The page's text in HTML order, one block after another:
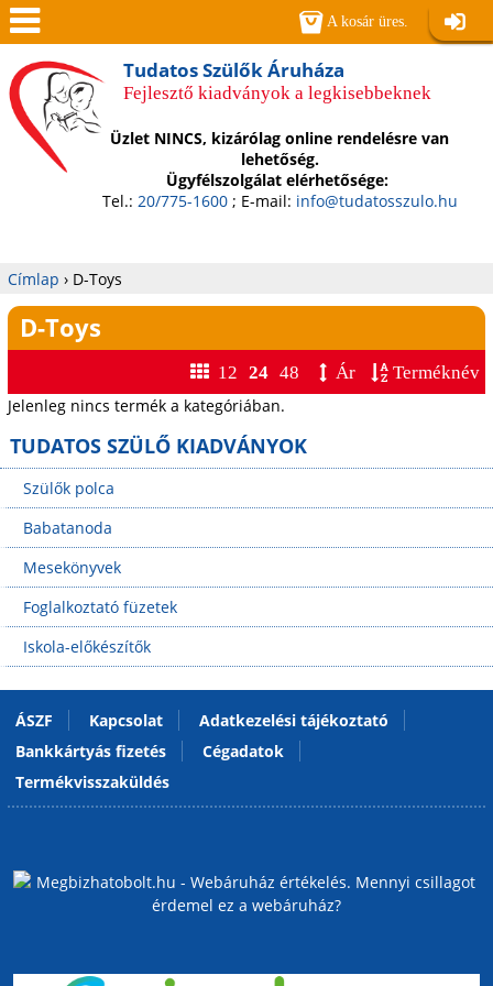
Jump to navigation
Tudatos Szülők Áruháza
Fejlesztő kiadványok a legkisebbeknek
Üzlet NINCS, kizárólag online rendelésre van
lehetőség.
Ügyfélszolgálat elérhetősége:
Tel.: 20/775-1600; E-mail: info@tudatosszulo.hu
Jelenlegi
hely
Címlap › D-Toys
D-Toys
12 24 48 Ár
Terméknév
Jelenleg nincs termék a kategóriában.
A kosár üres.
Men
ü
TUDATOS SZÜLŐ KIADVÁNYOK
Szülők polca
Babatanoda
Mesekönyvek
Foglalkoztató füzetek
Iskola-előkészítők
ÁSZF Kapcsolat
Adatkezelési tájékoztató
Bankkártyás fizetés
Cégadatok
Termékvisszaküldés